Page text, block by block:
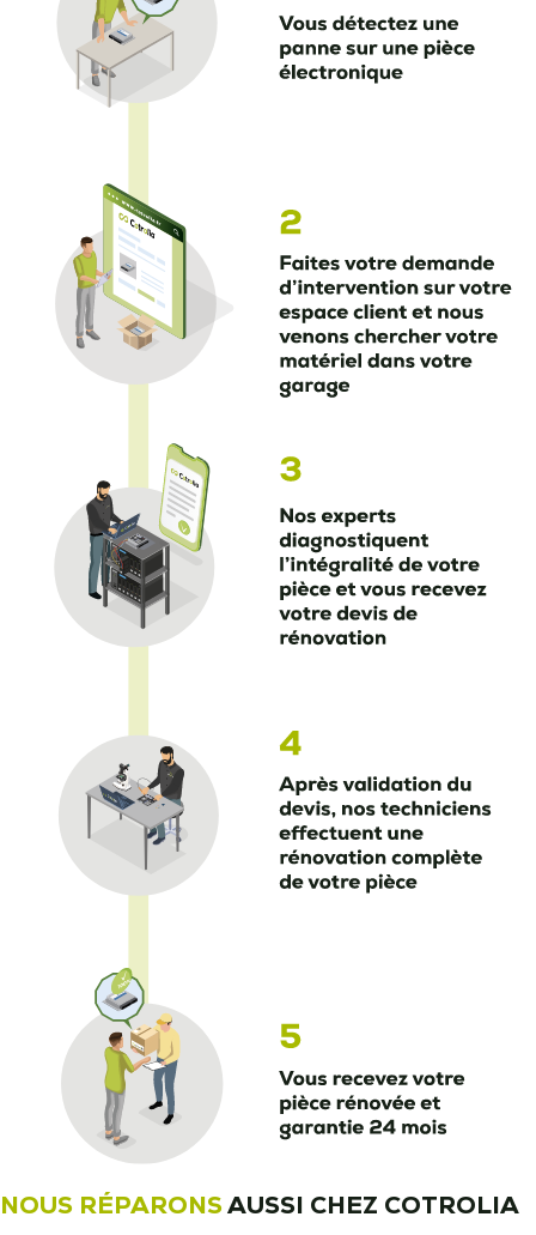
NOUS RÉPARONSAUSSI CHEZ COTROLIA